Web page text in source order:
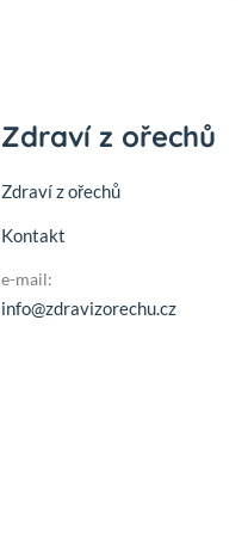
Zdraví z ořechů
Zdraví z ořechů
Kontakt
e-mail:
info@zdravizorechu.cz